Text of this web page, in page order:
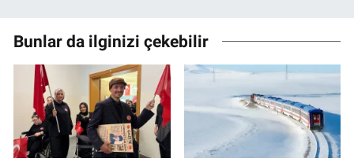
Bunlar da ilginizi çekebilir